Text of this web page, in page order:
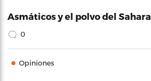
Asmáticos y el polvo del Sahara
0
Opiniones